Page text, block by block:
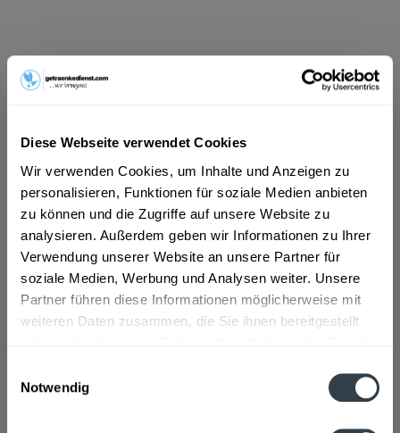
Diese Webseite verwendet Cookies
Wir verwenden Cookies, um Inhalte und Anzeigen zu
personalisieren, Funktionen für soziale Medien anbieten
zu können und die Zugriffe auf unsere Website zu
analysieren. Außerdem geben wir Informationen zu Ihrer
Verwendung unserer Website an unsere Partner für
soziale Medien, Werbung und Analysen weiter. Unsere
Partner führen diese Informationen möglicherweise mit
weiteren Daten zusammen, die Sie ihnen bereitgestellt
Notwendig
ab 29,89 € *
inkl. MwSt.ggf. zzgl. Erschwerniszuschlag
MEHRWEG
+3,42 € Pfand
In den Warenkorb
Artikel-Nr.:
32777
Verfügbar in:
mehr